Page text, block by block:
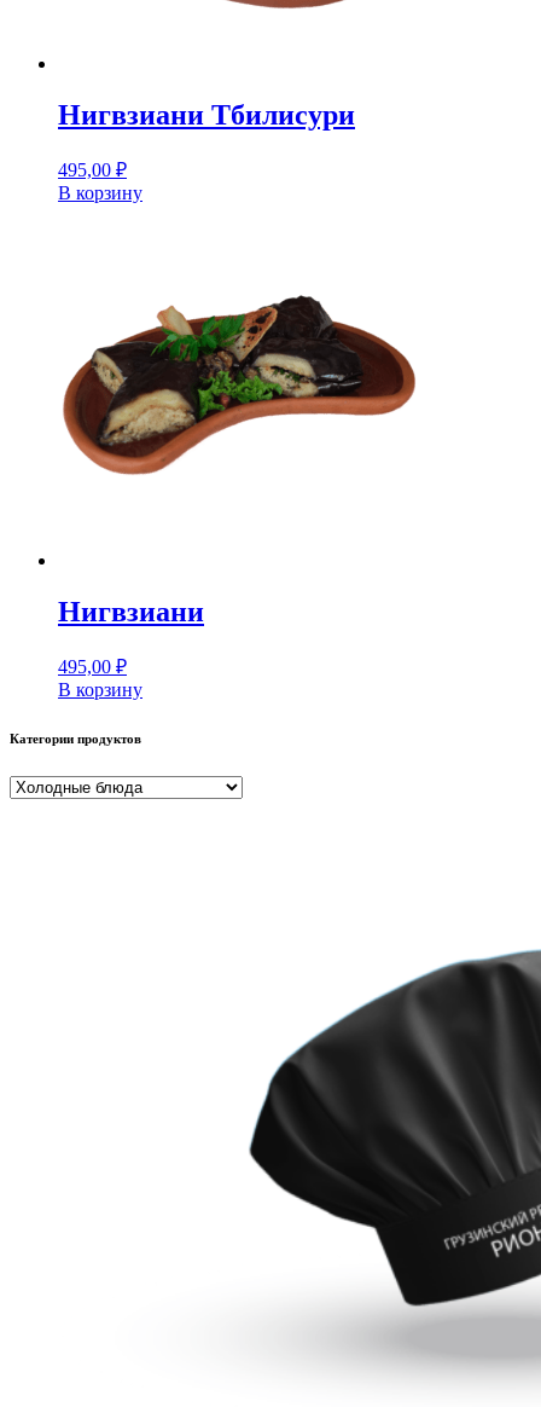
Нигвзиани Тбилисури
495,00 ₽
В корзину
Нигвзиани
495,00 ₽
В корзину
Категории продуктов